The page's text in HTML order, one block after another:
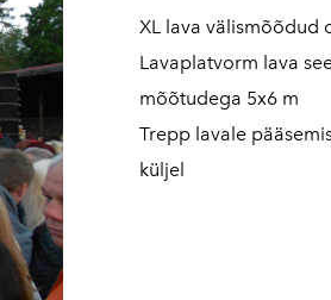
XL lava välismõõdud
Lavaplatvorm lava
mõõtudega 5x6 m
Trepp lavale
küljel